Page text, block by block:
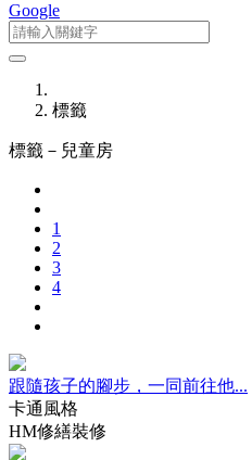
Google
標籤
標籤－ 兒童房
1
2
3
4
跟隨孩子的腳步，一同前往他...
卡通風格
HM修繕裝修